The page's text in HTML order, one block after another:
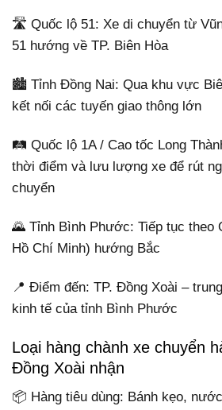
🛣️ Quốc lộ 51: Xe di chuyển từ
51 hướng về TP. Biên Hòa
🏙️ Tỉnh Đồng Nai: Qua khu vực
kết nối các tuyến giao thông lớn
🛤️ Quốc lộ 1A / Cao tốc Long
thời điểm và lưu lượng xe để rút
chuyển
🌄 Tỉnh Bình Phước: Tiếp tục theo
Hồ Chí Minh) hướng Bắc
📍 Điểm đến: TP. Đồng Xoài –
kinh tế của tỉnh Bình Phước
Loại hàng chành xe chuyển
Đồng Xoài nhận
📦 Hàng tiêu dùng: Bánh kẹo,